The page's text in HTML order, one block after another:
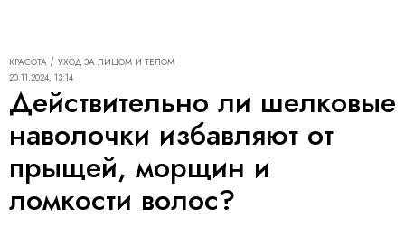
КРАСОТА
УХОД ЗА ЛИЦОМ И ТЕЛОМ
20.11.2024, 13:14
Действительно ли шелковые
наволочки избавляют от
прыщей, морщин и
ломкости волос?